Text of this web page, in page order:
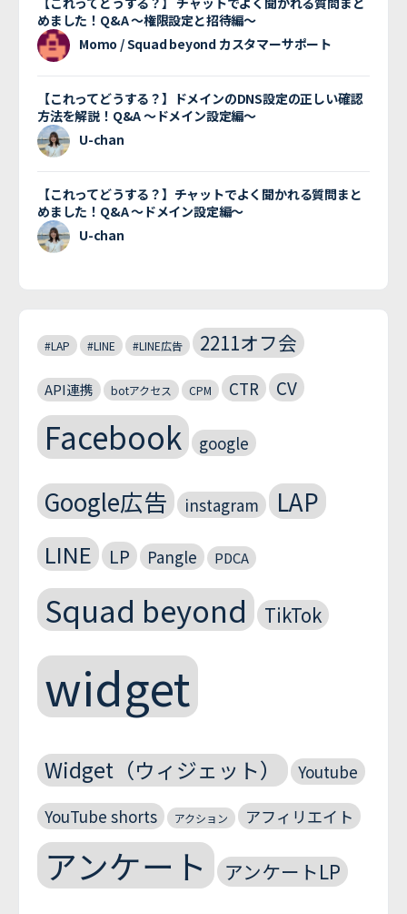
めました！Q&A 〜権限設定と招待編〜
Momo / Squad beyond カスタマーサポート
【これってどうする？】ドメインのDNS設定の正しい確認
方法を解説！Q&A 〜ドメイン設定編〜
U-chan
【これってどうする？】チャットでよく聞かれる質問まと
めました！Q&A 〜ドメイン設定編〜
U-chan
#LAP #LINE #LINE広告 2211オフ会
API連携 botアクセス CPM CTR CV
Facebook google
Google広告 instagram LAP
LINE LP Pangle PDCA
Squad beyond TikTok
widget
Widget（ウィジェット）
Youtube
YouTube shorts
アクション アフィリエイト
アンケート アンケートLP